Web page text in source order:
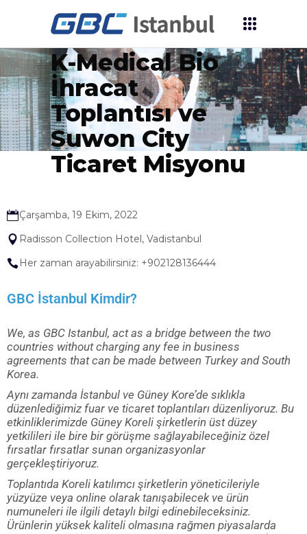
2022 İSTANBUL
K-Medical Bio
İhracat
Toplantısı ve
Suwon City
Ticaret Misyonu
Çarşamba, 19 Ekim, 2022
Radisson Collection Hotel, Vadistanbul
Her zaman arayabilirsiniz: +902128136444
GBC İstanbul Kimdir?
We, as GBC Istanbul, act as a bridge between the two
countries without charging any fee in business
agreements that can be made between Turkey and South
Korea.
Aynı zamanda İstanbul ve Güney Kore’de sıklıkla
düzenlediğimiz fuar ve ticaret toplantıları düzenliyoruz. Bu
etkinliklerimizde Güney Koreli şirketlerin üst düzey
yetkilileri ile bire bir görüşme sağlayabileceğiniz özel
fırsatlar fırsatlar sunan organizasyonlar
gerçekleştiriyoruz.
Toplantıda Koreli katılımcı şirketlerin yöneticileriyle
yüzyüze veya online olarak tanışabilecek ve ürün
numuneleri ile ilgili detaylı bilgi edinebileceksiniz.
Ürünlerin yüksek kaliteli olmasına rağmen piyasalarda